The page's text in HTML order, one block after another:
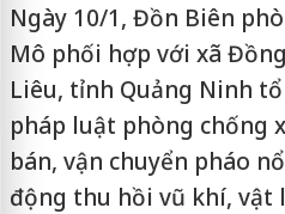
Ngày 10/1, Đồn Biên
Mô phối hợp với xã
Liêu, tỉnh Quảng Ninh
pháp luật phòng chống
bán, vận chuyển pháo
động thu hồi vũ khí, vật